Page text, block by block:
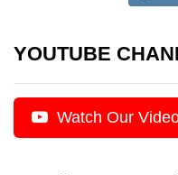
YOUTUBE
Watch Our